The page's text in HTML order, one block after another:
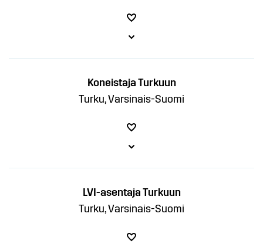
Koneistaja Turkuun
Turku, Varsinais-Suomi
LVI-asentaja Turkuun
Turku, Varsinais-Suomi